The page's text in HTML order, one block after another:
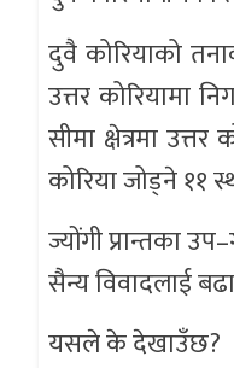
दुवै कोरियाको
उत्तर कोरियामा
सीमा क्षेत्रमा
कोरिया जोड्ने ११
ज्योंगी प्रान्तका
सैन्य विवादलाई
यसले के देखाउँछ?